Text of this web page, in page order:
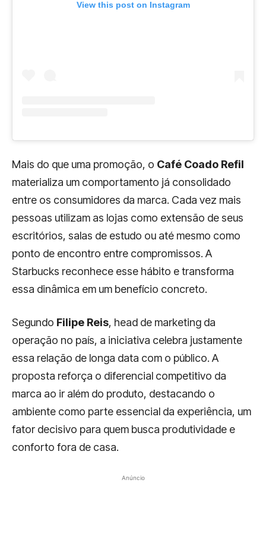
View this post on Instagram
Mais do que uma promoção, o Café Coado Refil
materializa um comportamento já consolidado
entre os consumidores da marca. Cada vez mais
pessoas utilizam as lojas como extensão de seus
escritórios, salas de estudo ou até mesmo como
ponto de encontro entre compromissos. A
Starbucks reconhece esse hábito e transforma
essa dinâmica em um benefício concreto.
Segundo Filipe Reis, head de marketing da
operação no país, a iniciativa celebra justamente
essa relação de longa data com o público. A
proposta reforça o diferencial competitivo da
marca ao ir além do produto, destacando o
ambiente como parte essencial da experiência, um
fator decisivo para quem busca produtividade e
conforto fora de casa.
Anúncio